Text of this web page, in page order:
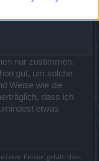
nur zustimmen.
gut, um solche
Weise wie die
dass ich
etwas
Person gefällt dies.